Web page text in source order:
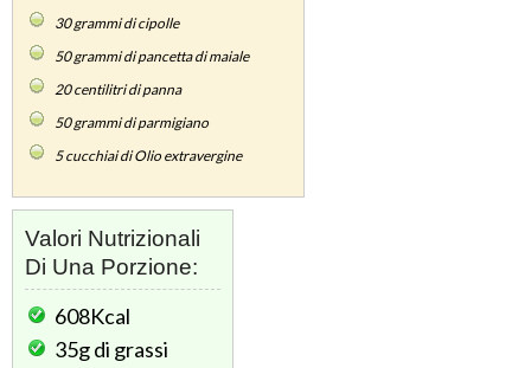
30grammi di cipolle
50grammi di pancetta di maiale
20centilitri di panna
50grammi di parmigiano
5cucchiai di Olio extravergine
Valori Nutrizionali
Di Una Porzione:
608Kcal
35gdi grassi